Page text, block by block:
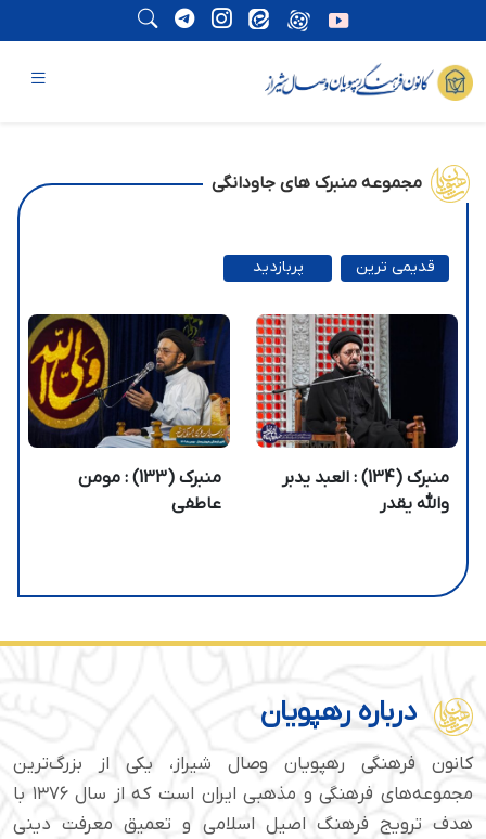
مجموعه منبرک های جاودانگی
پربازدید
قدیمی ترین
منبرک (134) : العبد یدبر
والله یقدر
منبرک (133) : مومن
عاطفی
درباره رهپویان
کانون فرهنگی رهپویان وصال شیراز، یکی از بزرگ‌ترین
مجموعه‌های فرهنگی و مذهبی ایران است که از سال ۱۳۷۶ با
هدف ترویج فرهنگ اصیل اسلامی و تعمیق معرفت دینی